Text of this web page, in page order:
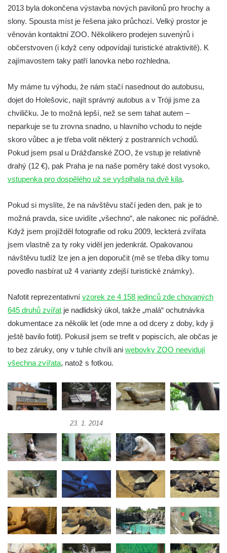
2013 byla dokončena výstavba nových pavilonů pro hrochy a
slony. Spousta míst je řešena jako průchozí. Velký prostor je
věnován kontaktní ZOO. Několikero prodejen suvenýrů i
občerstvoven (i když ceny odpovídají turistické atraktivitě). K
zajímavostem taky patří lanovka nebo rozhledna.
My máme tu výhodu, že nám stačí nasednout do autobusu,
dojet do Holešovic, najít správný autobus a v Tróji jsme za
chviličku. Je to možná lepší, než se sem tahat autem –
neparkuje se tu zrovna snadno, u hlavního vchodu to nejde
skoro vůbec a je třeba volit některý z postranních vchodů.
Pokud jsem psal u Drážďanské ZOO, že vstup je relativně
drahý (12 €), pak Praha je na naše poměry také dost vysoko,
vstupenka pro dospělého už se vyšplhala na dvě kila.
Pokud si myslíte, že na návštěvu stačí jeden den, pak je to
možná pravda, sice uvidíte „všechno“, ale nakonec nic pořádně.
Když jsem projížděl fotografie od roku 2009, leckterá zvířata
jsem vlastně za ty roky viděl jen jedenkrát. Opakovanou
návštěvu tudíž lze jen a jen doporučit (mě se třeba díky tomu
povedlo nasbírat už 4 varianty zdejší turistické známky).
Nafotit reprezentativní vzorek ze 4 158 jedinců zde chovaných
645 druhů zvířat je nadlidský úkol, takže „malá“ ochutnávka
dokumentace za několik let (ode mne a od dcery z doby, kdy ji
ještě bavilo fotit). Pokusil jsem se trefit v popiscích, ale občas je
to bez záruky, ony v tuhle chvíli ani webovky ZOO neevidují
všechna zvířata, natož s fotkou.
23. 1. 2014